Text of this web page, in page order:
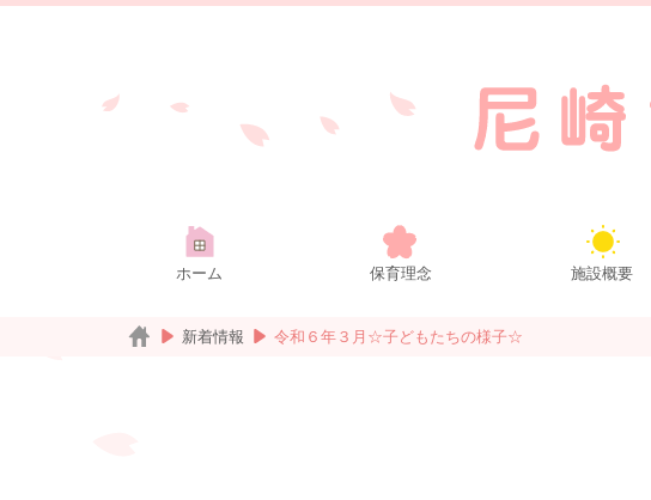
ホーム 保育理念 施設概要
新着情報 令和６年３月☆子どもたちの様子☆